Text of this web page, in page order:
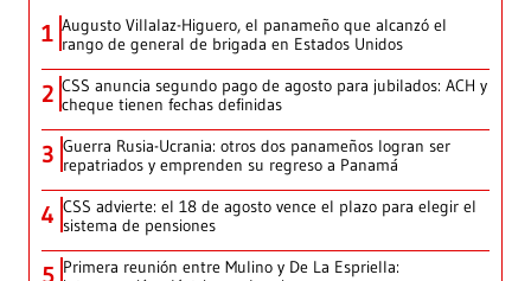
1 Augusto Villalaz-Higuero, el panameño que alcanzó el
rango de general de brigada en Estados Unidos
2 CSS anuncia segundo pago de agosto para jubilados: ACH y
cheque tienen fechas definidas
3 Guerra Rusia-Ucrania: otros dos panameños logran ser
repatriados y emprenden su regreso a Panamá
4 CSS advierte: el 18 de agosto vence el plazo para elegir el
sistema de pensiones
Primera reunión entre Mulino y De La Espriella: